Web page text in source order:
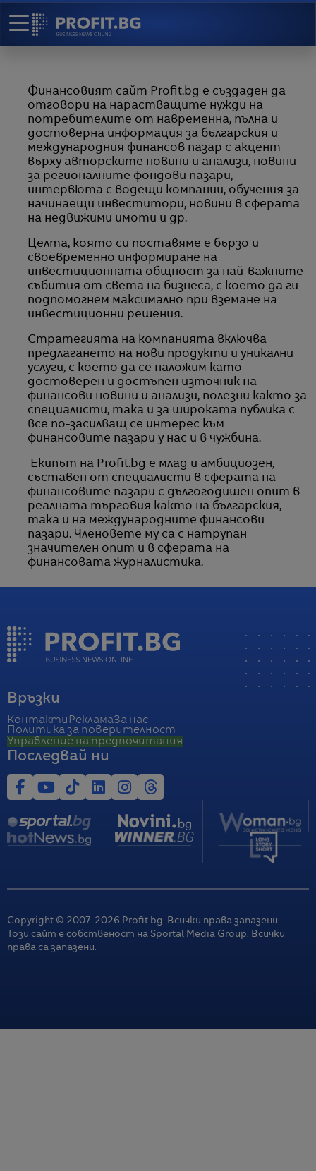
Финансовият сайт Profit.bg е създаден да
отговори на нарастващите нужди на
потребителите от навременна, пълна и
достоверна информация за българския и
международния финансов пазар с акцент
върху авторските новини и анализи, новини
за регионалните фондови пазари,
интервюта с водещи компании, обучения за
начинаещи инвеститори, новини в сферата
на недвижими имоти и др.
Целта, която си поставяме е бързо и
своевременно информиране на
инвестиционната общност за най-важните
събития от света на бизнеса, с което да ги
подпомогнем максимално при вземане на
инвестиционни решения.
Стратегията на компанията включва
предлагането на нови продукти и уникални
услуги, с което да се наложим като
достоверен и достъпен източник на
финансови новини и анализи, полезни както за
специалисти, така и за широката публика с
все по-засилващ се интерес към
финансовите пазари у нас и в чужбина.
Екипът на Profit.bg е млад и амбициозен,
съставен от специалисти в сферата на
финансовите пазари с дългогодишен опит в
реалната търговия както на българския,
така и на международните финансови
пазари. Членовете му са с натрупан
значителен опит и в сферата на
финансовата журналистика.
Връзки
Контакти РекламаЗа нас
Политика за поверителност
Управление на предпочитания
Последвай ни
Copyright © 2007-2026 Profit.bg. Всички права запазени.
Този сайт е собственост на Sportal Media Group. Всички
права са запазени.